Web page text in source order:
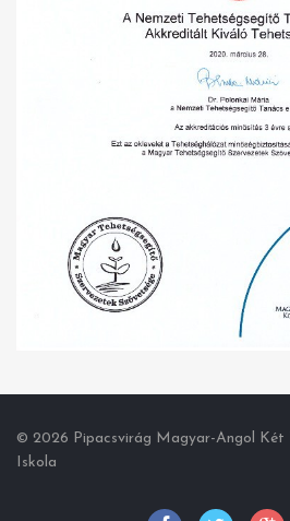
© 2026 Pipacsvirág Magyar-Angol Két
Iskola